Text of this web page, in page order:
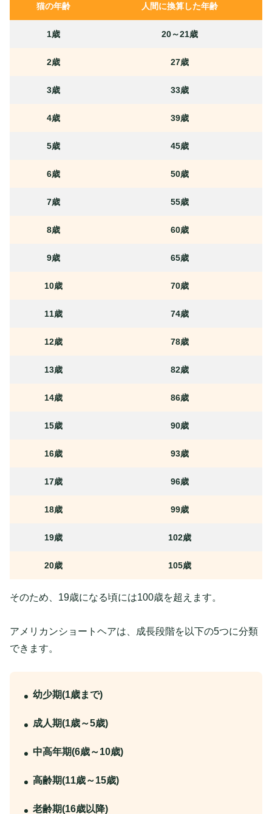
猫の年齢 人間に換算した年齢
1歳 20～21歳
2歳 27歳
3歳 33歳
4歳 39歳
5歳 45歳
6歳 50歳
7歳 55歳
8歳 60歳
9歳 65歳
10歳 70歳
11歳 74歳
12歳 78歳
13歳 82歳
14歳 86歳
15歳 90歳
16歳 93歳
17歳 96歳
18歳 99歳
19歳 102歳
20歳 105歳
そのため、19歳になる頃には100歳を超えます。
アメリカンショートヘアは、成長段階を以下の5つに分類
できます。
幼少期(1歳まで)
成人期(1歳～5歳)
中高年期(6歳～10歳)
高齢期(11歳～15歳)
老齢期(16歳以降)